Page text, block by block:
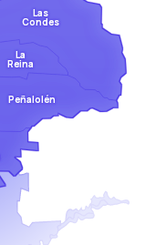
La
Reina
Peñalolén
Las
Condes